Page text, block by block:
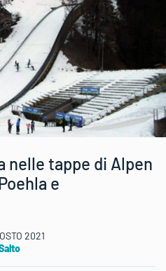
nelle tappe di Alpen
e
2021